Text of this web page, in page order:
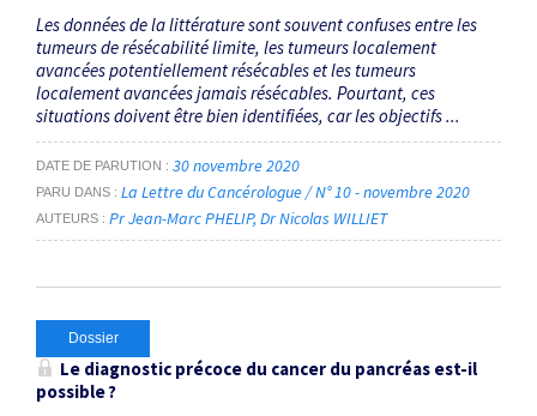
Les données de la littérature sont souvent confuses entre les
tumeurs de résécabilité limite, les tumeurs localement
avancées potentiellement résécables et les tumeurs
localement avancées jamais résécables. Pourtant, ces
situations doivent être bien identifiées, car les objectifs ...
DATE DE PARUTION 30 novembre 2020
PARU DANS La Lettre du Cancérologue / N° 10 - novembre 2020
AUTEURS Pr Jean-Marc PHELIP Dr Nicolas WILLIET
Dossier
Le diagnostic précoce du cancer du pancréas est-il
possible ?